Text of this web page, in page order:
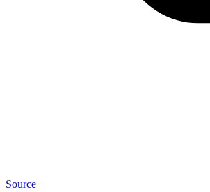
Source